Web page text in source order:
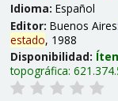
Idioma: Español
Editor: Buenos Aires:
estado, 1988
Disponibilidad:
topográfica: